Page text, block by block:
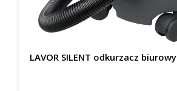
LAVOR SILENT odkurzacz biurowy